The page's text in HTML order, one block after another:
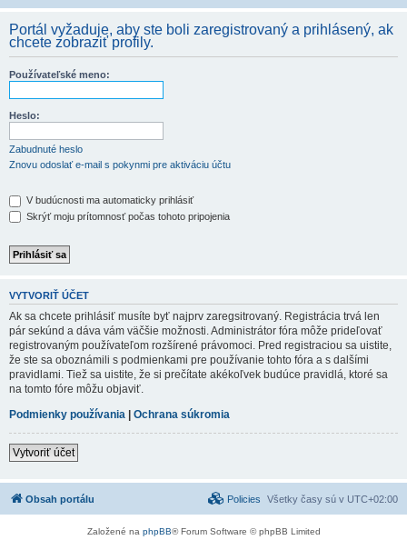
d
Portál vyžaduje, aby ste boli zaregistrovaný a prihlásený, ak
chcete zobraziť profily.
Používateľské meno:
Heslo:
Zabudnuté heslo
Znovu odoslať e-mail s pokynmi pre aktiváciu účtu
V budúcnosti ma automaticky prihlásiť
Skrýť moju prítomnosť počas tohoto pripojenia
VYTVORIŤ ÚČET
Ak sa chcete prihlásiť musíte byť najprv zaregsitrovaný. Registrácia trvá len
pár sekúnd a dáva vám väčšie možnosti. Administrátor fóra môže prideľovať
registrovaným používateľom rozšírené právomoci. Pred registraciou sa uistite,
že ste sa oboznámili s podmienkami pre používanie tohto fóra a s dalšími
pravidlami. Tiež sa uistite, že si prečítate akékoľvek budúce pravidlá, ktoré sa
na tomto fóre môžu objaviť.
Podmienky používania | Ochrana súkromia
Vytvoriť účet
Obsah portálu Všetky časy sú v UTC+02:00
Policies
Založené na phpBB® Forum Software © phpBB Limited